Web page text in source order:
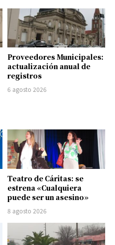
Proveedores Municipales:
actualización anual de
registros
6 agosto 2026
Teatro de Cáritas: se
estrena «Cualquiera
puede ser un asesino»
8 agosto 2026